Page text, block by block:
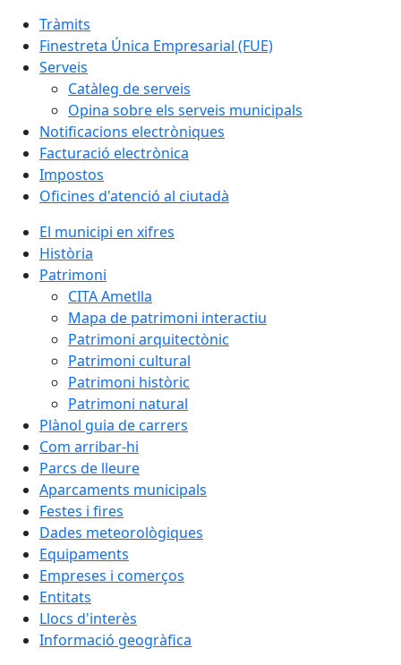
Tràmits
Finestreta Única Empresarial (FUE)
Serveis
Catàleg de serveis
Opina sobre els serveis municipals
Notificacions electròniques
Facturació electrònica
Impostos
Oficines d'atenció al ciutadà
El municipi en xifres
Història
Patrimoni
CITA Ametlla
Mapa de patrimoni interactiu
Patrimoni arquitectònic
Patrimoni cultural
Patrimoni històric
Patrimoni natural
Plànol guia de carrers
Com arribar-hi
Parcs de lleure
Aparcaments municipals
Festes i fires
Dades meteorològiques
Equipaments
Empreses i comerços
Entitats
Llocs d'interès
Informació geogràfica